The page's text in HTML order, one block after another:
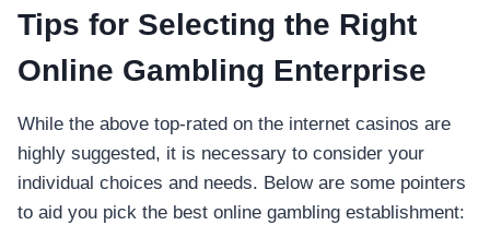
Tips for Selecting the Right
Online Gambling Enterprise
While the above top-rated on the internet casinos are
highly suggested, it is necessary to consider your
individual choices and needs. Below are some pointers
to aid you pick the best online gambling establishment: